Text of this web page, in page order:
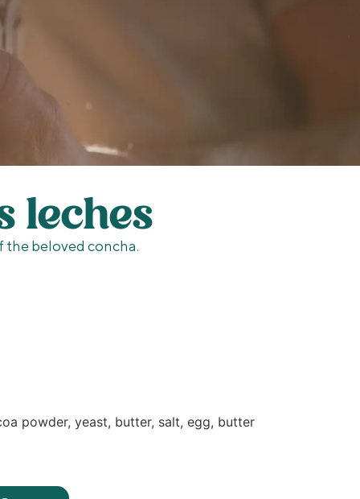
leches
beloved concha.
powder, yeast, butter, salt, egg, butter